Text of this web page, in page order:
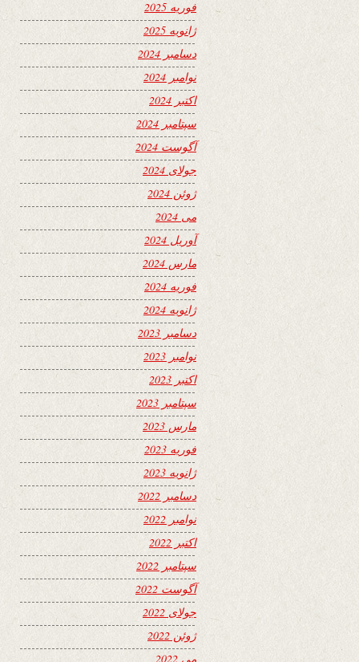
فوریه 2025
ژانویه 2025
دسامبر 2024
نوامبر 2024
اکتبر 2024
سپتامبر 2024
آگوست 2024
جولای 2024
ژوئن 2024
می 2024
آوریل 2024
مارس 2024
فوریه 2024
ژانویه 2024
دسامبر 2023
نوامبر 2023
اکتبر 2023
سپتامبر 2023
مارس 2023
فوریه 2023
ژانویه 2023
دسامبر 2022
نوامبر 2022
اکتبر 2022
سپتامبر 2022
آگوست 2022
جولای 2022
ژوئن 2022
می 2022